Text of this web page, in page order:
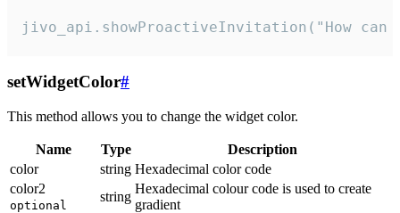
jivo_api.showProactiveInvitation("How
setWidgetColor#
This method allows you to change the widget color.
Name Type
Description
color
string Hexadecimal color code
color2
optional
string
Hexadecimal colour code is used to create
gradient